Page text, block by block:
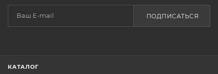
ПОДПИСАТЬСЯ
КАТАЛОГ